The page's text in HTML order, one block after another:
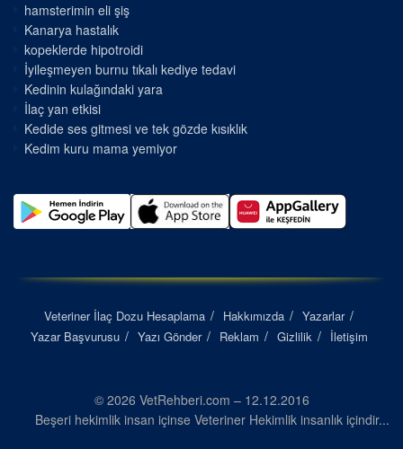
hamsterimin eli şiş
Kanarya hastalık
kopeklerde hipotroidi
İyileşmeyen burnu tıkalı kediye tedavi
Kedinin kulağındaki yara
İlaç yan etkisi
Kedide ses gitmesi ve tek gözde kısıklık
Kedim kuru mama yemiyor
Veteriner İlaç Dozu Hesaplama Hakkımızda
Yazarlar
Yazar Başvurusu
Yazı Gönder Reklam Gizlilik İletişim
© 2026 VetRehberi.com – 12.12.2016
Beşeri hekimlik insan içinse Veteriner Hekimlik insanlık içindir...